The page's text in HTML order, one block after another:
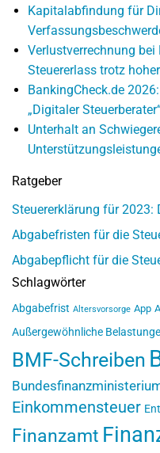
Kapitalabfindung für
Verlustverrechnung
Steuererlass trotz
BankingCheck.de
„Digitaler
Unterhalt an
Ratgeber
Steuererklärung für 2023:
Abgabefristen für die
Abgabepflicht für die
Schlagwörter
Abgabefrist Altersvorsorge App
Außergewöhnliche
BMF-Schreiben
Einkommensteuer
Finanzamt